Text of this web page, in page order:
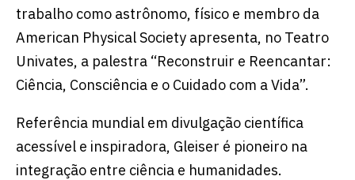
trabalho como astrônomo, físico e membro da
American Physical Society apresenta, no Teatro
Univates, a palestra “Reconstruir e Reencantar:
Ciência, Consciência e o Cuidado com a Vida”.
Referência mundial em divulgação científica
acessível e inspiradora, Gleiser é pioneiro na
integração entre ciência e humanidades.